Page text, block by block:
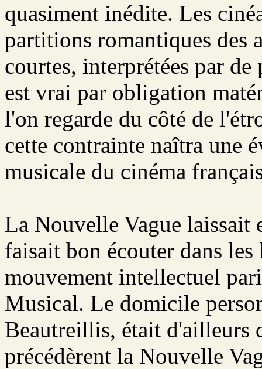
quasiment inédite. Les
partitions romantiques des
courtes, interprétées par
est vrai par obligation
l'on regarde du côté de
cette contrainte naîtra une
musicale du cinéma
La Nouvelle Vague laissait
faisait bon écouter dans
mouvement intellectuel
Musical. Le domicile
Beautreillis, était d'ailleurs
précédèrent la Nouvelle